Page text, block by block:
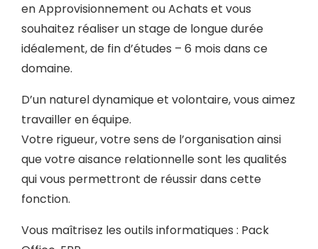
en Approvisionnement ou Achats et vous
souhaitez réaliser un stage de longue durée
idéalement, de fin d’études – 6 mois dans ce
domaine.
D’un naturel dynamique et volontaire, vous aimez
travailler en équipe.
Votre rigueur, votre sens de l’organisation ainsi
que votre aisance relationnelle sont les qualités
qui vous permettront de réussir dans cette
fonction.
Vous maîtrisez les outils informatiques : Pack